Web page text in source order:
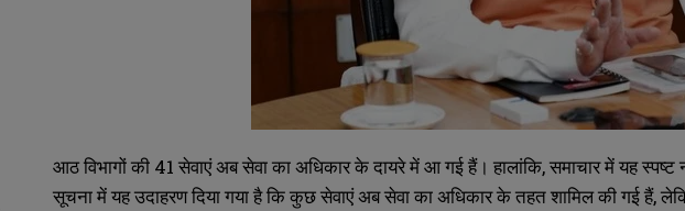
a
m
a
m
आठ विभागों की 41 सेवाएं अब सेवा का अधिकार के दायरे में आ गई हैं। हालांकि, समाचार में यह
सूचना में यह उदाहरण दिया गया है कि कुछ सेवाएं अब सेवा का अधिकार के तहत शामिल की गई हैं,